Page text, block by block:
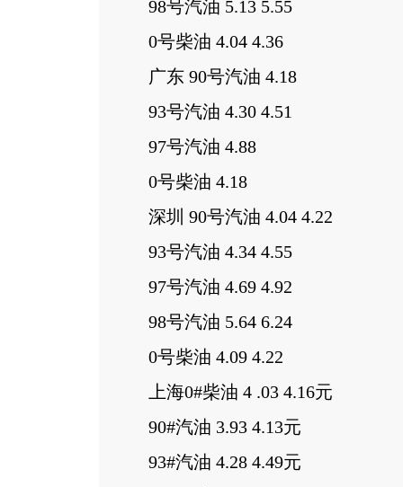
98号汽油 5.13 5.55
0号柴油 4.04 4.36
广东 90号汽油 4.18
93号汽油 4.30 4.51
97号汽油 4.88
0号柴油 4.18
深圳 90号汽油 4.04 4.22
93号汽油 4.34 4.55
97号汽油 4.69 4.92
98号汽油 5.64 6.24
0号柴油 4.09 4.22
上海0#柴油 4 .03 4.16元
90#汽油 3.93 4.13元
93#汽油 4.28 4.49元